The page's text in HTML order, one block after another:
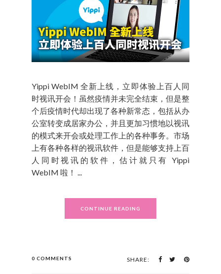
Yippi WebIM 全新上线，立即体验上百人同
时视讯开会！虽然疫情并未完全结束，但是整
个后疫情时代却出现了各种新常态，包括从办
公室转变成居家办公，并且更加习惯地以视讯
的模式来开会或处理工作上的各种事务。市场
上有各种各样的视讯软件，但是能够支持上百
人同时视讯的软件，估计就只有 Yippi
WebIM 啦！ ...
CONTINUE READING
0 COMMENTS SHARE: